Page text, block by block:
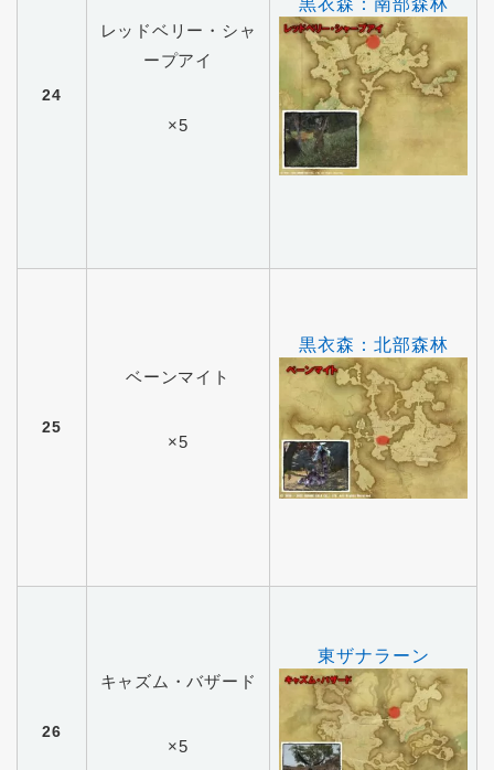
24
レッドベリー・シャ
ープアイ
×5
黒衣森：南部森林
25
ベーンマイト
×5
黒衣森：北部森林
26
キャズム・バザード
×5
東ザナラーン